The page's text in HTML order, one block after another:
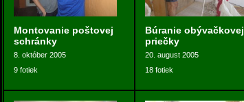
Montovanie poštovej
schránky
8. október 2005
9 fotiek
Búranie obývačkovej
priečky
20. august 2005
18 fotiek